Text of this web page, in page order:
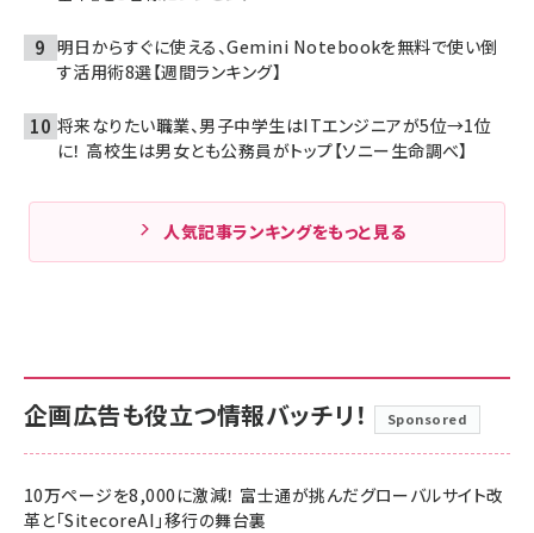
明日からすぐに使える、Gemini Notebookを無料で使い倒
す活用術8選【週間ランキング】
将来なりたい職業、男子中学生はITエンジニアが5位→1位
に！ 高校生は男女とも公務員がトップ【ソニー生命調べ】
人気記事ランキングをもっと見る
企画広告も役立つ情報バッチリ！ Sponsored
10万ページを8,000に激減！ 富士通が挑んだグローバルサイト改
革と「SitecoreAI」移行の舞台裏